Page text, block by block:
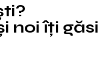
noi îți